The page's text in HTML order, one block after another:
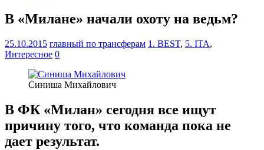
В «Милане» начали охоту на ведьм?
25.10.2015 главный по трансферам 1. BEST, 5. ITA,
Интересное 0
Синиша Михайлович
В ФК «Милан» сегодня все ищут
причину того, что команда пока не
дает результат.